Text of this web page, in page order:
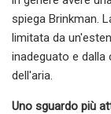
spiega Brinkman.
limitata da
inadeguato e
dell'aria.
Uno sguardo più